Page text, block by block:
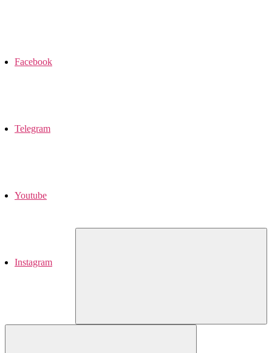
Facebook
Telegram
Youtube
Instagram